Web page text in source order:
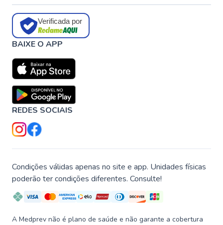
Verificada por
BAIXE O APP
REDES SOCIAIS
Condições válidas apenas no site e app. Unidades físicas
poderão ter condições diferentes. Consulte!
A Medprev não é plano de saúde e não garante a cobertura